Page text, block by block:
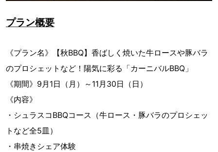
プラン概要
《プラン名》【秋BBQ】香ばしく焼いた牛ロースや豚バラ
のプロシェットなど！陽気に彩る「カーニバルBBQ」
《期間》9月1日（月）～11月30日（日）
《内容》
・シュラスコBBQコース（牛ロース・豚バラのプロシェッ
トなど全5皿）
・串焼きシェア体験